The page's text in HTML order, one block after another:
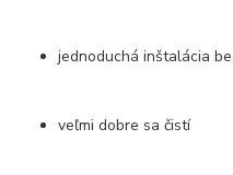
jednoduchá inštalácia
veľmi dobre sa čistí